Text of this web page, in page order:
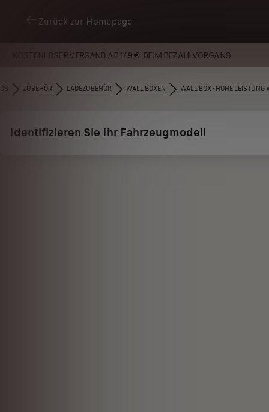
Zurück zur Homepage
KOSTENLOSER VERSAND AB 149 €. BEIM BEZAHLVORGANG.
DS ZUBEHÖR​ LADEZUBEHÖR WALL BOXEN WALL BOX - HOHE LEISTUNG
Identifizieren Sie Ihr Fahrzeugmodell